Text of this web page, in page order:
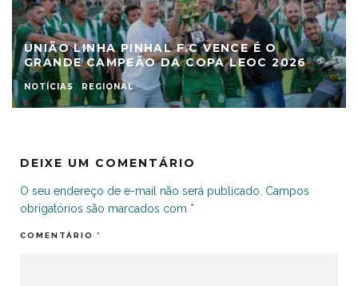
UNIÃO LINHA PINHAL F.C VENCE É O
GRANDE CAMPEÃO DA COPA LEOC 2026
NOTÍCIAS REGIONAL
DEIXE UM COMENTÁRIO
O seu endereço de e-mail não será publicado. Campos
obrigatórios são marcados com *
COMENTÁRIO *